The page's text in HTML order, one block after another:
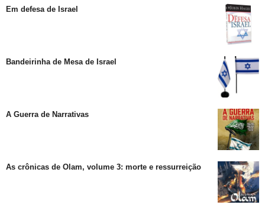
Em defesa de Israel
Bandeirinha de Mesa de Israel
A Guerra de Narrativas
As crônicas de Olam, volume 3: morte e ressurreição